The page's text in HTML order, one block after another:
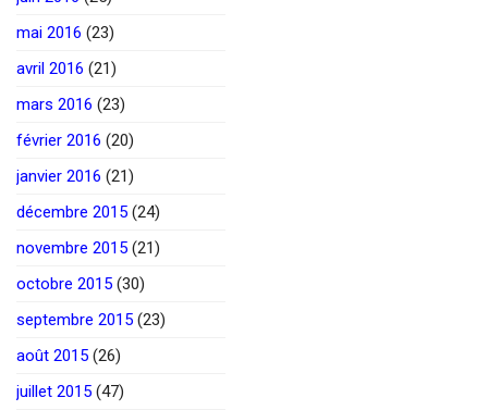
mai 2016 (23)
avril 2016 (21)
mars 2016 (23)
février 2016 (20)
janvier 2016 (21)
décembre 2015 (24)
novembre 2015 (21)
octobre 2015 (30)
septembre 2015 (23)
août 2015 (26)
juillet 2015 (47)